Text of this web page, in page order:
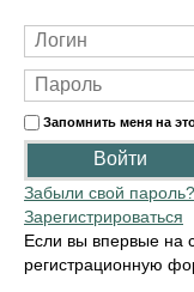
Запомнить меня на
Забыли свой пароль?
Зарегистрироваться
Если вы впервые на
регистрационную